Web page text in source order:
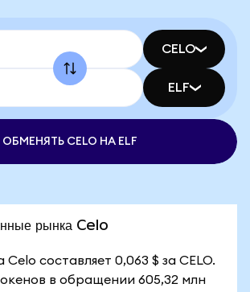
CELO
ELF
ОБМЕНЯТЬ CELO НА ELF
рынка Celo
составляет 0,063 $ за CELO.
в обращении 605,32 млн